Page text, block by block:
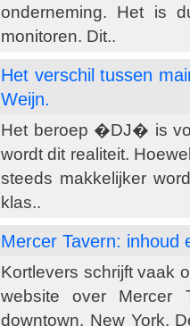
onderneming. Het is
monitoren. Dit..
Het verschil tussen
Weijn.
Het beroep �DJ� is
wordt dit realiteit.
steeds makkelijker
klas..
Mercer Tavern: inhoud
Kortlevers schrijft vaak
website over Mercer
downtown, New York.